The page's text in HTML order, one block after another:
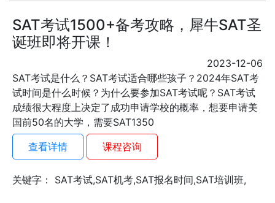
SAT考试1500+备考攻略，犀牛SAT圣
诞班即将开课！
2023-12-06
SAT考试是什么？SAT考试适合哪些孩子？2024年SAT考
试时间是什么时候？为什么要参加SAT考试呢？SAT考试
成绩很大程度上决定了成功申请学校的概率，想要申请美
国前50名的大学，需要SAT1350
查看详情
课程咨询
关键字： SAT考试,SAT机考,SAT报名时间,SAT培训班,